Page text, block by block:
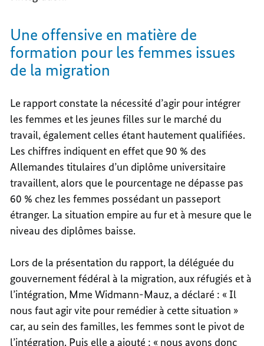
Une offensive en matière de
formation pour les femmes issues
de la migration
Le rapport constate la nécessité d’agir pour intégrer
les femmes et les jeunes filles sur le marché du
travail, également celles étant hautement qualifiées.
Les chiffres indiquent en effet que 90 % des
Allemandes titulaires d’un diplôme universitaire
travaillent, alors que le pourcentage ne dépasse pas
60 % chez les femmes possédant un passeport
étranger. La situation empire au fur et à mesure que le
niveau des diplômes baisse.
Lors de la présentation du rapport, la déléguée du
gouvernement fédéral à la migration, aux réfugiés et à
l’intégration, Mme Widmann-Mauz, a déclaré : « Il
nous faut agir vite pour remédier à cette situation »
car, au sein des familles, les femmes sont le pivot de
l’intégration. Puis elle a ajouté : « nous avons donc